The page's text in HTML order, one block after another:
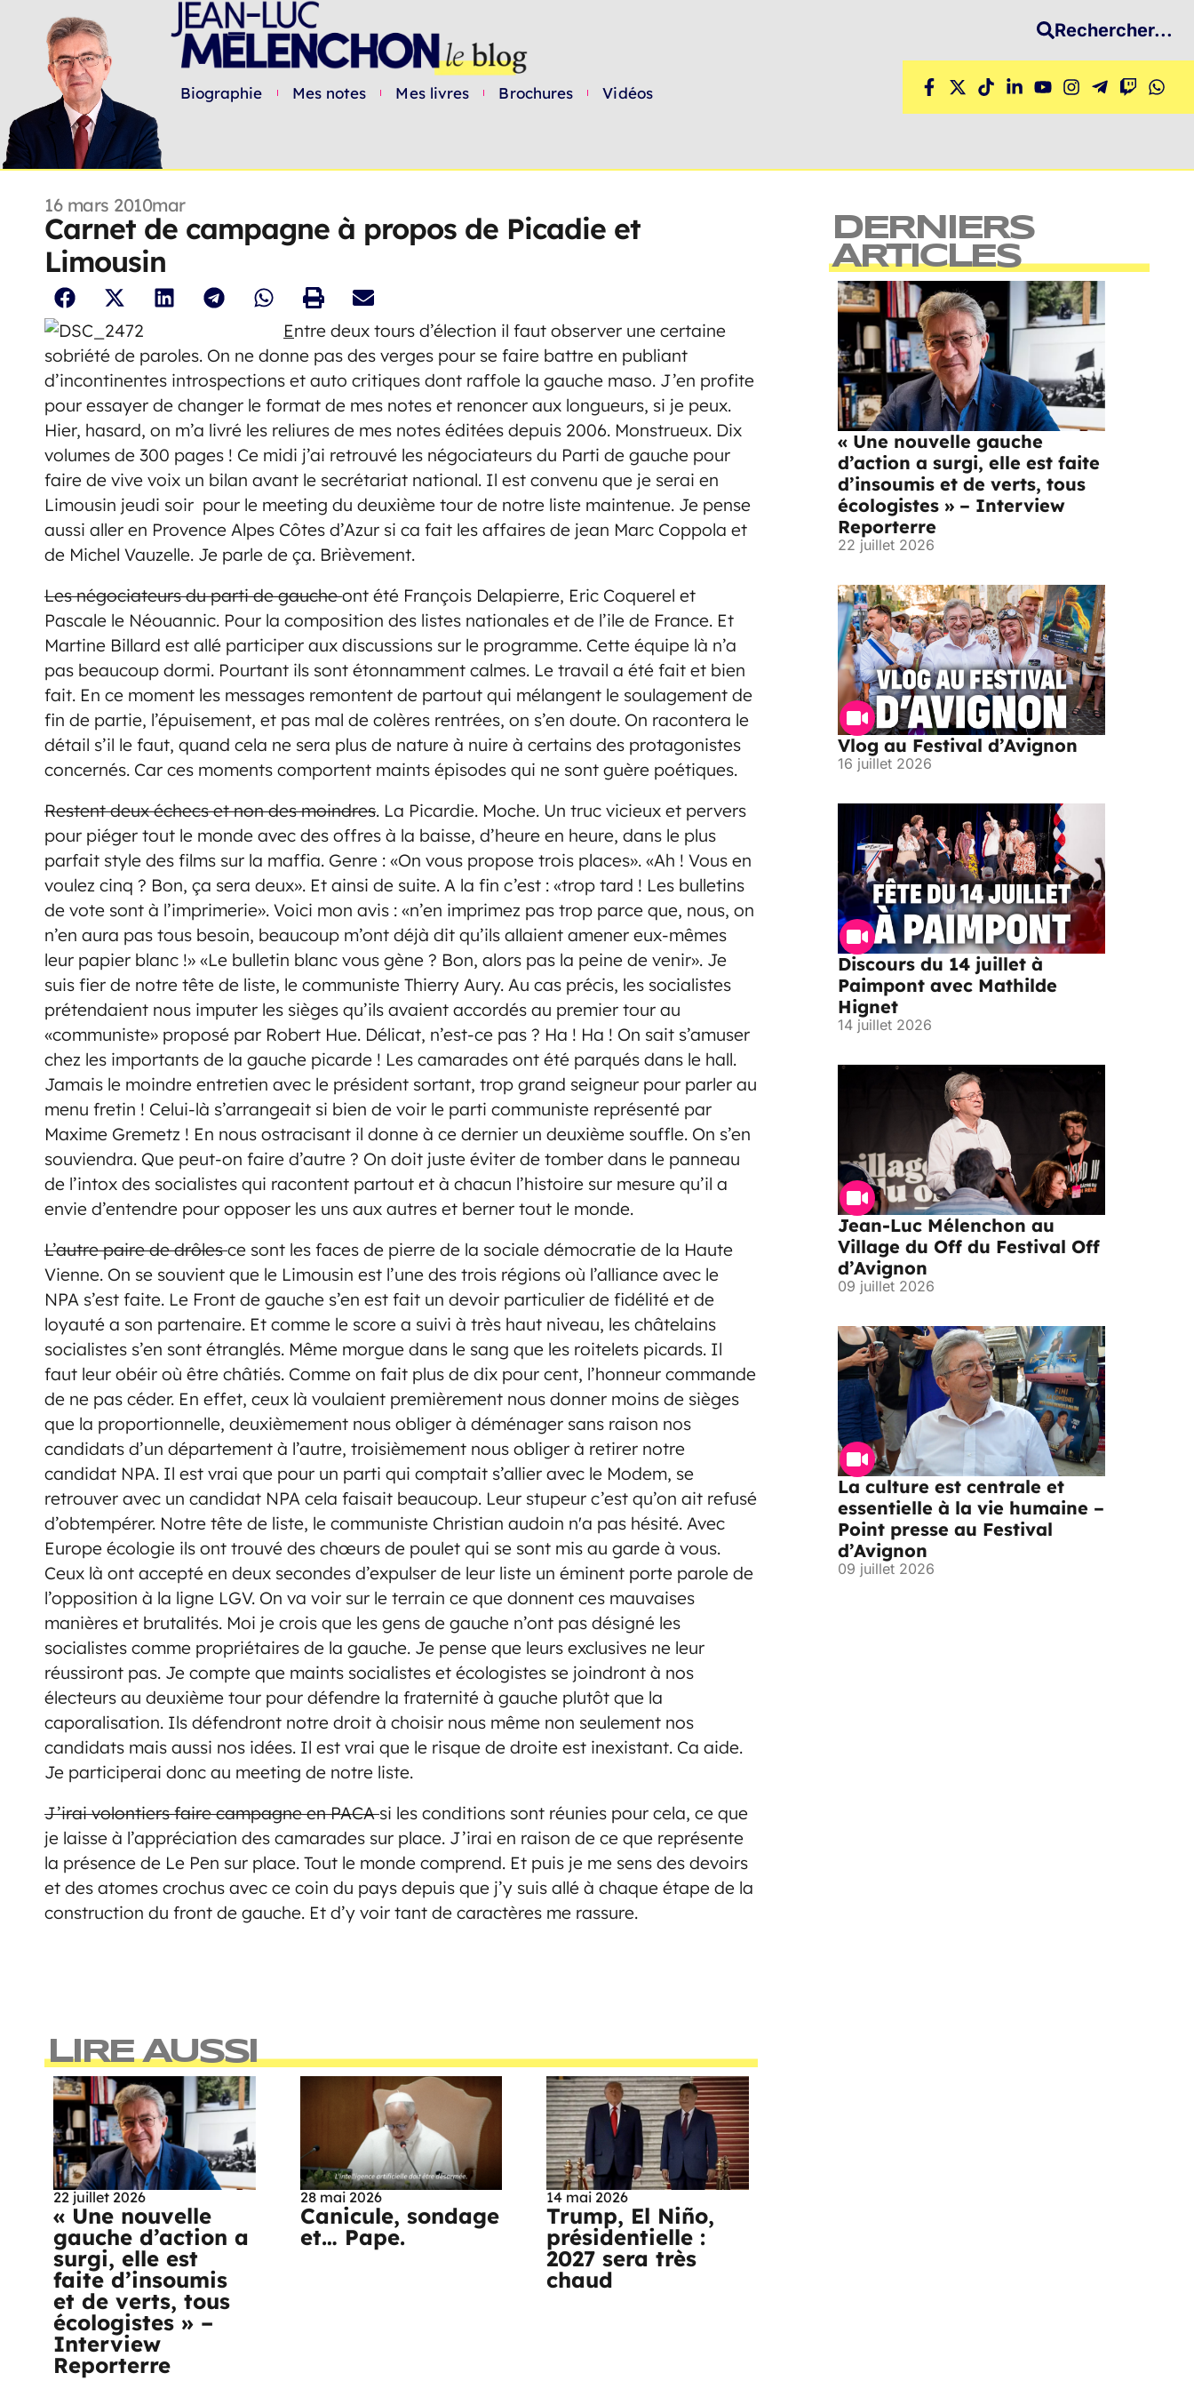
Biographie Mes notes Mes livres Brochures Vidéos
Rechercher...
16 mars 2010mar
Carnet de campagne à propos de Picadie et
Limousin
Entre deux tours d’élection il faut observer une certaine
sobriété de paroles. On ne donne pas des verges pour se faire battre en publiant
d’incontinentes introspections et auto critiques dont raffole la gauche maso. J’en profite
pour essayer de changer le format de mes notes et renoncer aux longueurs, si je peux.
Hier, hasard, on m’a livré les reliures de mes notes éditées depuis 2006. Monstrueux. Dix
volumes de 300 pages ! Ce midi j’ai retrouvé les négociateurs du Parti de gauche pour
faire de vive voix un bilan avant le secrétariat national. Il est convenu que je serai en
Limousin jeudi soir pour le meeting du deuxième tour de notre liste maintenue. Je pense
aussi aller en Provence Alpes Côtes d’Azur si ca fait les affaires de jean Marc Coppola et
de Michel Vauzelle. Je parle de ça. Brièvement.
Les négociateurs du parti de gaucheont été François Delapierre, Eric Coquerel et
Pascale le Néouannic. Pour la composition des listes nationales et de l’ile de France. Et
Martine Billard est allé participer aux discussions sur le programme. Cette équipe là n’a
pas beaucoup dormi. Pourtant ils sont étonnamment calmes. Le travail a été fait et bien
fait. En ce moment les messages remontent de partout qui mélangent le soulagement de
fin de partie, l’épuisement, et pas mal de colères rentrées, on s’en doute. On racontera le
détail s’il le faut, quand cela ne sera plus de nature à nuire à certains des protagonistes
concernés. Car ces moments comportent maints épisodes qui ne sont guère poétiques.
Restent deux échecs et non des moindres. La Picardie. Moche. Un truc vicieux et pervers
pour piéger tout le monde avec des offres à la baisse, d’heure en heure, dans le plus
parfait style des films sur la maffia. Genre : «On vous propose trois places». «Ah ! Vous en
voulez cinq ? Bon, ça sera deux». Et ainsi de suite. A la fin c’est : «trop tard ! Les bulletins
de vote sont à l’imprimerie». Voici mon avis : «n’en imprimez pas trop parce que, nous, on
n’en aura pas tous besoin, beaucoup m’ont déjà dit qu’ils allaient amener eux-mêmes
leur papier blanc !» «Le bulletin blanc vous gène ? Bon, alors pas la peine de venir». Je
suis fier de notre tête de liste, le communiste Thierry Aury. Au cas précis, les socialistes
prétendaient nous imputer les sièges qu’ils avaient accordés au premier tour au
«communiste» proposé par Robert Hue. Délicat, n’est-ce pas ? Ha ! Ha ! On sait s’amuser
chez les importants de la gauche picarde ! Les camarades ont été parqués dans le hall.
Jamais le moindre entretien avec le président sortant, trop grand seigneur pour parler au
menu fretin ! Celui-là s’arrangeait si bien de voir le parti communiste représenté par
Maxime Gremetz ! En nous ostracisant il donne à ce dernier un deuxième souffle. On s’en
souviendra. Que peut-on faire d’autre ? On doit juste éviter de tomber dans le panneau
de l’intox des socialistes qui racontent partout et à chacun l’histoire sur mesure qu’il a
envie d’entendre pour opposer les uns aux autres et berner tout le monde.
L’autre paire de drôlesce sont les faces de pierre de la sociale démocratie de la Haute
Vienne. On se souvient que le Limousin est l’une des trois régions où l’alliance avec le
NPA s’est faite. Le Front de gauche s’en est fait un devoir particulier de fidélité et de
loyauté a son partenaire. Et comme le score a suivi à très haut niveau, les châtelains
socialistes s’en sont étranglés. Même morgue dans le sang que les roitelets picards. Il
faut leur obéir où être châtiés. Comme on fait plus de dix pour cent, l’honneur commande
de ne pas céder. En effet, ceux là voulaient premièrement nous donner moins de sièges
que la proportionnelle, deuxièmement nous obliger à déménager sans raison nos
candidats d’un département à l’autre, troisièmement nous obliger à retirer notre
candidat NPA. Il est vrai que pour un parti qui comptait s’allier avec le Modem, se
retrouver avec un candidat NPA cela faisait beaucoup. Leur stupeur c’est qu’on ait refusé
d’obtempérer. Notre tête de liste, le communiste Christian audoin n'a pas hésité. Avec
Europe écologie ils ont trouvé des chœurs de poulet qui se sont mis au garde à vous.
Ceux là ont accepté en deux secondes d’expulser de leur liste un éminent porte parole de
l’opposition à la ligne LGV. On va voir sur le terrain ce que donnent ces mauvaises
manières et brutalités. Moi je crois que les gens de gauche n’ont pas désigné les
socialistes comme propriétaires de la gauche. Je pense que leurs exclusives ne leur
réussiront pas. Je compte que maints socialistes et écologistes se joindront à nos
électeurs au deuxième tour pour défendre la fraternité à gauche plutôt que la
caporalisation. Ils défendront notre droit à choisir nous même non seulement nos
candidats mais aussi nos idées. Il est vrai que le risque de droite est inexistant. Ca aide.
Je participerai donc au meeting de notre liste.
J’irai volontiers faire campagne en PACAsi les conditions sont réunies pour cela, ce que
je laisse à l’appréciation des camarades sur place. J’irai en raison de ce que représente
la présence de Le Pen sur place. Tout le monde comprend. Et puis je me sens des devoirs
et des atomes crochus avec ce coin du pays depuis que j’y suis allé à chaque étape de la
construction du front de gauche. Et d’y voir tant de caractères me rassure.
LIRE AUSSI
22 juillet 2026
« Une nouvelle
gauche d’action a
surgi, elle est
faite d’insoumis
et de verts, tous
écologistes » –
Interview
Reporterre
28 mai 2026
Canicule, sondage
et… Pape.
14 mai 2026
Trump, El Niño,
présidentielle :
2027 sera très
chaud
DERNIERS
ARTICLES
« Une nouvelle gauche
d’action a surgi, elle est faite
d’insoumis et de verts, tous
écologistes » – Interview
Reporterre
22 juillet 2026
Vlog au Festival d’Avignon
16 juillet 2026
Discours du 14 juillet à
Paimpont avec Mathilde
Hignet
14 juillet 2026
Jean-Luc Mélenchon au
Village du Off du Festival Off
d’Avignon
09 juillet 2026
La culture est centrale et
essentielle à la vie humaine –
Point presse au Festival
d’Avignon
09 juillet 2026